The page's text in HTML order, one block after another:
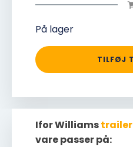
På lager
TILFØJ
Ifor Williams
vare passer på: